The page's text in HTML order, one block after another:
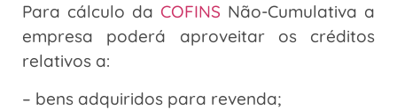
Para cálculo da COFINS Não-Cumulativa a
empresa poderá aproveitar os créditos
relativos a:
– bens adquiridos para revenda;